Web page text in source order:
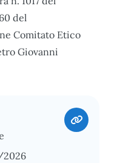
del
Comitato Etico
Giovanni